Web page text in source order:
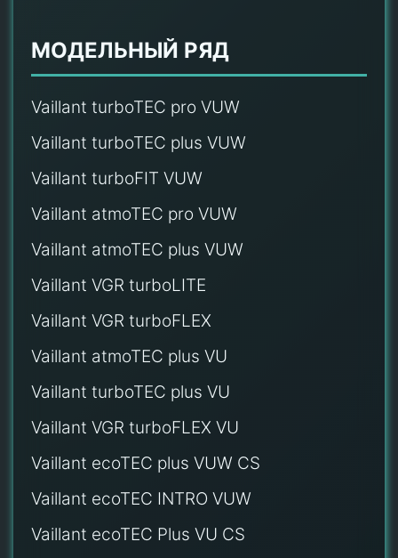
МОДЕЛЬНЫЙ РЯД
Vaillant turboTEC pro VUW
Vaillant turboTEC plus VUW
Vaillant turboFIT VUW
Vaillant atmoTEC pro VUW
Vaillant atmoTEC plus VUW
Vaillant VGR turboLITE
Vaillant VGR turboFLEX
Vaillant atmoTEC plus VU
Vaillant turboTEC plus VU
Vaillant VGR turboFLEX VU
Vaillant ecoTEC plus VUW CS
Vaillant ecoTEC INTRO VUW
Vaillant ecoTEC Plus VU CS